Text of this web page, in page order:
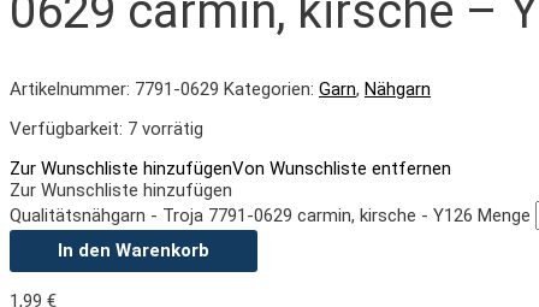
Artikelnummer: 7791-0629 Kategorien: Garn, Nähgarn
Verfügbarkeit: 7 vorrätig
Zur Wunschliste hinzufügenVon Wunschliste entfernen
Zur Wunschliste hinzufügen
Qualitätsnähgarn - Troja 7791-0629 carmin, kirsche - Y126 Menge
In den Warenkorb
1,99 €